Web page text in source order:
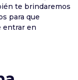
te brindaremos
para que
entrar en